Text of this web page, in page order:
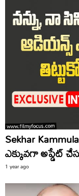
Sekhar
ఎక్కువగా అప్డేట్
1 year ago